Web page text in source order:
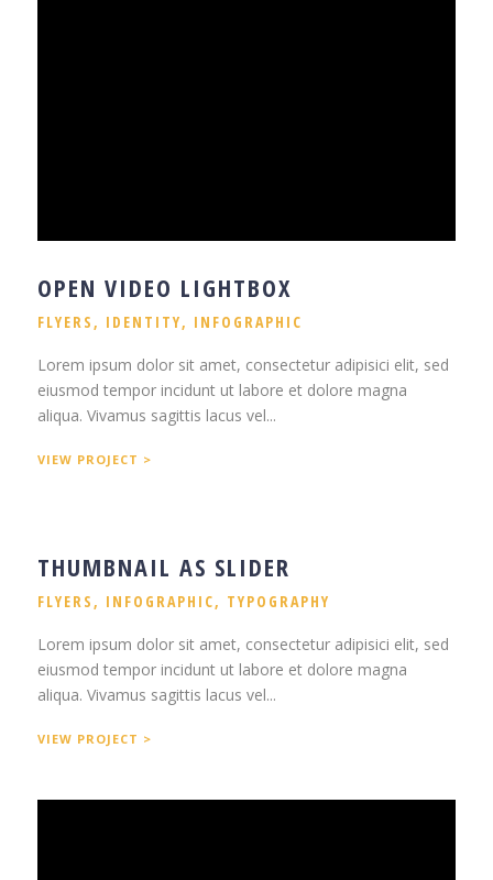
OPEN VIDEO LIGHTBOX
FLYERS, IDENTITY, INFOGRAPHIC
Lorem ipsum dolor sit amet, consectetur adipisici elit, sed
eiusmod tempor incidunt ut labore et dolore magna
aliqua. Vivamus sagittis lacus vel...
VIEW PROJECT >
THUMBNAIL AS SLIDER
FLYERS, INFOGRAPHIC, TYPOGRAPHY
Lorem ipsum dolor sit amet, consectetur adipisici elit, sed
eiusmod tempor incidunt ut labore et dolore magna
aliqua. Vivamus sagittis lacus vel...
VIEW PROJECT >